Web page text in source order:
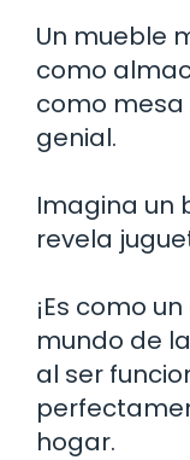
Un mueble
como
como mesa
genial.
Imagina un
revela
¡Es como
mundo de
al ser
hogar.